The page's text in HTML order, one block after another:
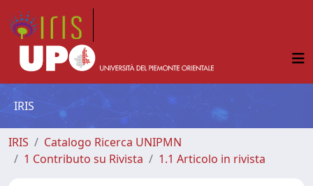
IRIS
IRIS
Catalogo Ricerca UNIPMN
1 Contributo su Rivista
1.1 Articolo in rivista